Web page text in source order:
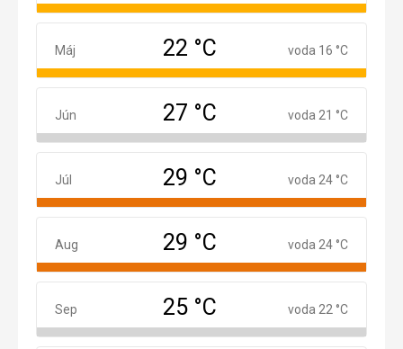
Máj
Máj 22 °C voda 16 °C
Jún
Jún 27 °C voda 21 °C
Júl
Júl 29 °C voda 24 °C
August
Aug 29 °C voda 24 °C
September
Sep 25 °C voda 22 °C